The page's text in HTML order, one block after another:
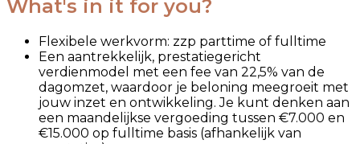
What's in it for you?
Flexibele werkvorm: zzp parttime of fulltime
Een aantrekkelijk, prestatiegericht
verdienmodel met een fee van 22,5% van de
dagomzet, waardoor je beloning meegroeit met
jouw inzet en ontwikkeling. Je kunt denken aan
een maandelijkse vergoeding tussen €7.000 en
€15.000 op fulltime basis (afhankelijk van